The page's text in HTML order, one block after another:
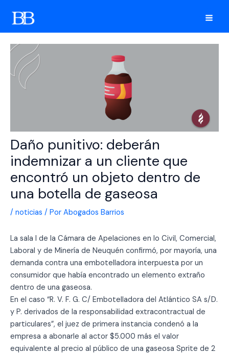
Daño punitivo: deberán
indemnizar a un cliente que
encontró un objeto dentro de
una botella de gaseosa
/ noticias / Por Abogados Barrios
La sala I de la Cámara de Apelaciones en lo Civil, Comercial,
Laboral y de Minería de Neuquén confirmó, por mayoría, una
demanda contra una embotelladora interpuesta por un
consumidor que había encontrado un elemento extraño
dentro de una gaseosa.
En el caso “R. V. F. G. C/ Embotelladora del Atlántico SA s/D.
y P. derivados de la responsabilidad extracontractual de
particulares”, el juez de primera instancia condenó a la
empresa a abonarle al actor $5.000 más el valor
equivalente al precio al público de una gaseosa Sprite de 2